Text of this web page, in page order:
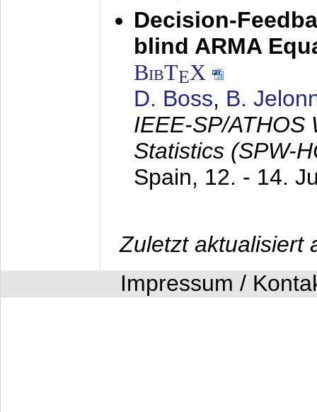
Decision-
blind ARMA
BibTEX
D. Boss, B.
IEEE-SP/ATHOS
Statistics (SPW-
Spain, 12. - 14.
Zuletzt aktualisiert
Impressum /